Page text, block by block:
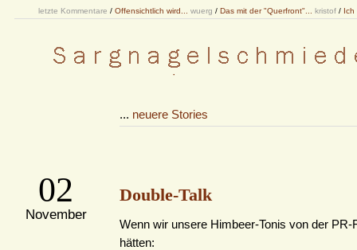
letzte Kommentare / Offensichtlich wird... wuerg / Das mit der "Querfront"... kristof / Ich
... neuere Stories
02
November
Double-Talk
Wenn wir unsere Himbeer-Tonis von der PR-
hätten: